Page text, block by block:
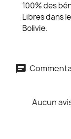
100% des
Libres dans
Bolivie.
Aucun